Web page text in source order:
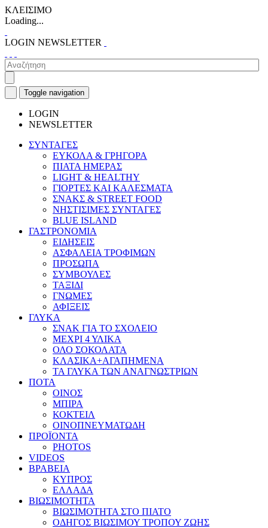
ΚΛΕΙΣΙΜΟ
Loading...
LOGIN NEWSLETTER
Toggle navigation
LOGIN
NEWSLETTER
ΣΥΝΤΑΓΕΣ
ΕΥΚΟΛΑ & ΓΡΗΓΟΡΑ
ΠΙΑΤΑ ΗΜΕΡΑΣ
LIGHT & HEALTHY
ΓΙΟΡΤΕΣ ΚΑΙ ΚΑΛΕΣΜΑΤΑ
ΣΝΑΚΣ & STREET FOOD
ΝΗΣΤΙΣΙΜΕΣ ΣΥΝΤΑΓΕΣ
BLUE ISLAND
ΓΑΣΤΡΟΝΟΜΙΑ
ΕΙΔΗΣΕΙΣ
ΑΣΦΑΛΕΙΑ ΤΡΟΦΙΜΩΝ
ΠΡΟΣΩΠΑ
ΣΥΜΒΟΥΛΕΣ
ΤΑΞΙΔΙ
ΓΝΩΜΕΣ
ΑΦΙΞΕΙΣ
ΓΛΥΚΑ
ΣΝΑΚ ΓΙΑ ΤΟ ΣΧΟΛΕΙΟ
ΜΕΧΡΙ 4 ΥΛΙΚΑ
ΟΛΟ ΣΟΚΟΛΑΤΑ
ΚΛΑΣΙΚΑ+ΑΓΑΠΗΜΕΝΑ
ΤΑ ΓΛΥΚΑ ΤΩΝ ΑΝΑΓΝΩΣΤΡΙΩΝ
ΠΟΤΑ
ΟΙΝΟΣ
ΜΠΙΡΑ
ΚΟΚΤΕΙΛ
ΟΙΝΟΠΝΕΥΜΑΤΩΔΗ
ΠΡΟΪΟΝΤΑ
PHOTOS
VIDEOS
ΒΡΑΒΕΙΑ
ΚΥΠΡΟΣ
ΕΛΛΑΔΑ
ΒΙΩΣΙΜΟΤΗΤΑ
ΒΙΩΣΙΜΟΤΗΤΑ ΣΤΟ ΠΙΑΤΟ
ΟΔΗΓΟΣ ΒΙΩΣΙΜΟΥ ΤΡΟΠΟΥ ΖΩΗΣ